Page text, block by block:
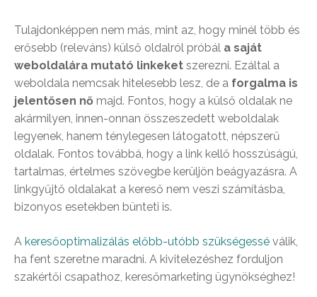
Tulajdonképpen nem más, mint az, hogy minél több és
erősebb (releváns) külső oldalról próbál a saját
weboldalára mutató linkeket szerezni. Ezáltal a
weboldala nemcsak hitelesebb lesz, de a forgalma is
jelentősen nő majd. Fontos, hogy a külső oldalak ne
akármilyen, innen-onnan összeszedett weboldalak
legyenek, hanem ténylegesen látogatott, népszerű
oldalak. Fontos továbbá, hogy a link kellő hosszúságú,
tartalmas, értelmes szövegbe kerüljön beágyazásra. A
linkgyűjtő oldalakat a kereső nem veszi számításba,
bizonyos esetekben bünteti is.
A keresőoptimalizálás előbb-utóbb szükségessé válik,
ha fent szeretne maradni. A kivitelezéshez forduljon
szakértői csapathoz, keresőmarketing ügynökséghez!